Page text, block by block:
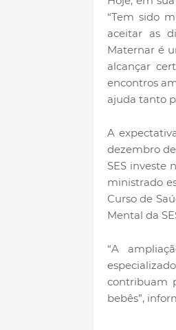
“Tem sido
aceitar as
Maternar é
alcançar
encontros
ajuda tanto
A
dezembro
SES investe
ministrado
Curso de
Mental da
“A
contribuam
bebês”,